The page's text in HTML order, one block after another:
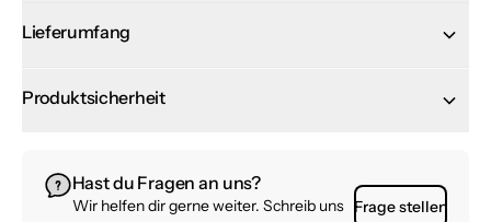
Lieferumfang
Produktsicherheit
Hast du Fragen an uns?
Wir helfen dir gerne weiter. Schreib uns
Frage stellen